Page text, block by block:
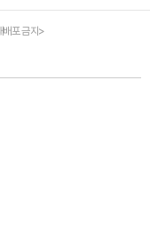
포 금지>